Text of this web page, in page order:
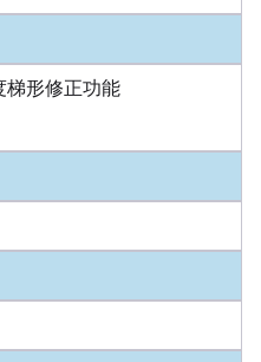
梯形修正功能